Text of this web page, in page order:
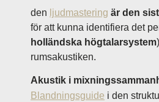
den ljudmastering är den
för att kunna identifiera det
holländska högtalarsystem
rumsakustiken.
Akustik i
Blandningsguide i den